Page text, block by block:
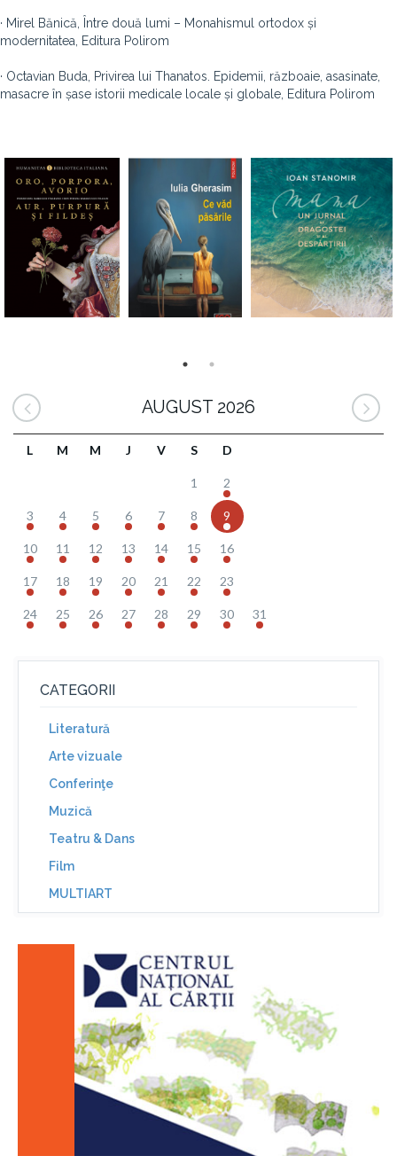
· Mirel Bănică, Între două lumi – Monahismul ortodox și
modernitatea, Editura Polirom
· Octavian Buda, Privirea lui Thanatos. Epidemii, războaie, asasinate,
masacre în șase istorii medicale locale și globale, Editura Polirom
AUGUST 2026
L M M J V S D
1 2
3 4 5 6 7 8 9
10 11 12 13 14 15 16
17 18 19 20 21 22 23
24 25 26 27 28 29 30 31
CATEGORII
Literatură
Arte vizuale
Conferinţe
Muzică
Teatru & Dans
Film
MULTIART